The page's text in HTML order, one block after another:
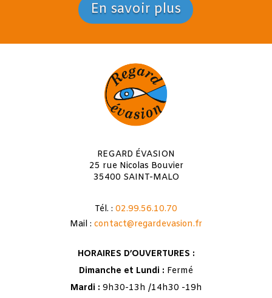
En savoir plus
REGARD ÉVASION
25 rue Nicolas Bouvier
35400 SAINT-MALO
Tél. : 02.99.56.10.70
Mail : contact@regardevasion.fr
HORAIRES D’OUVERTURES :
Dimanche et Lundi : Fermé
Mardi : 9h30-13h /14h30 -19h